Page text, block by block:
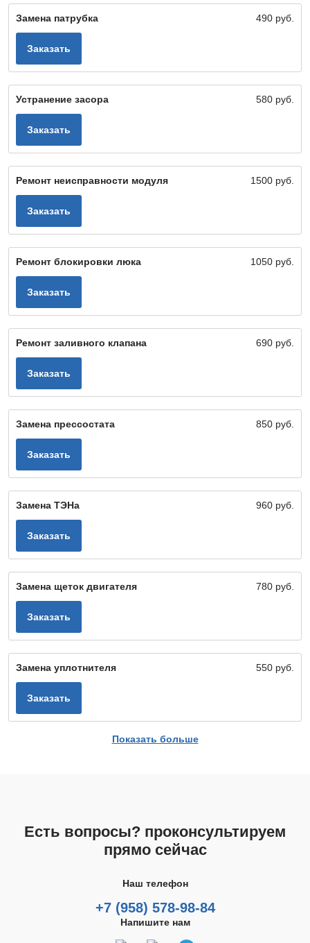
Замена патрубка 490 руб.
Заказать
Устранение засора 580 руб.
Заказать
Ремонт неисправности модуля 1500 руб.
Заказать
Ремонт блокировки люка 1050 руб.
Заказать
Ремонт заливного клапана 690 руб.
Заказать
Замена прессостата 850 руб.
Заказать
Замена ТЭНа 960 руб.
Заказать
Замена щеток двигателя 780 руб.
Заказать
Замена уплотнителя 550 руб.
Заказать
Показать больше
Есть вопросы? проконсультируем
прямо сейчас
Наш телефон
+7 (958) 578-98-84
Напишите нам